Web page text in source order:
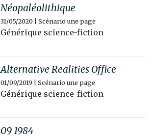
Néopaléolithique
31/05/2020 | Scénario une page
Générique science-fiction
Alternative Realities Office
01/09/2019 | Scénario une page
Générique science-fiction
09 1984